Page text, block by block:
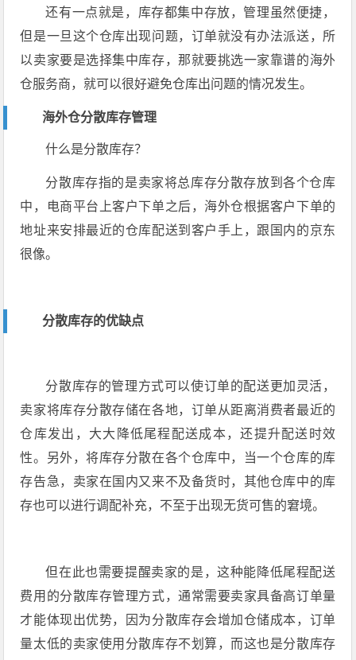
还有一点就是，库存都集中存放，管理虽然便捷，
但是一旦这个仓库出现问题，订单就没有办法派送，所
以卖家要是选择集中库存，那就要挑选一家靠谱的海外
仓服务商，就可以很好避免仓库出问题的情况发生。
海外仓分散库存管理
什么是分散库存？
分散库存指的是卖家将总库存分散存放到各个仓库
中，电商平台上客户下单之后，海外仓根据客户下单的
地址来安排最近的仓库配送到客户手上，跟国内的京东
很像。
分散库存的优缺点
分散库存的管理方式可以使订单的配送更加灵活，
卖家将库存分散存储在各地，订单从距离消费者最近的
仓库发出，大大降低尾程配送成本，还提升配送时效
性。另外，将库存分散在各个仓库中，当一个仓库的库
存告急，卖家在国内又来不及备货时，其他仓库中的库
存也可以进行调配补充，不至于出现无货可售的窘境。
但在此也需要提醒卖家的是，这种能降低尾程配送
费用的分散库存管理方式，通常需要卖家具备高订单量
才能体现出优势，因为分散库存会增加仓储成本，订单
量太低的卖家使用分散库存不划算，而这也是分散库存